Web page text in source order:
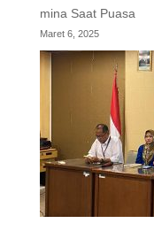
mina Saat Puasa
Maret 6, 2025